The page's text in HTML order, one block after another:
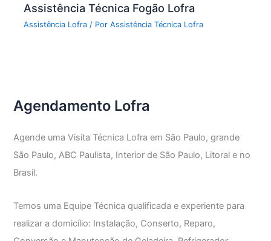
Assistência Técnica Fogão Lofra
Assistência Lofra / PorAssistência Técnica Lofra
Agendamento Lofra
Agende uma Visita Técnica Lofra em São Paulo, grande
São Paulo, ABC Paulista, Interior de São Paulo, Litoral e no
Brasil.
Temos uma Equipe Técnica qualificada e experiente para
realizar a domicílio: Instalação, Conserto, Reparo,